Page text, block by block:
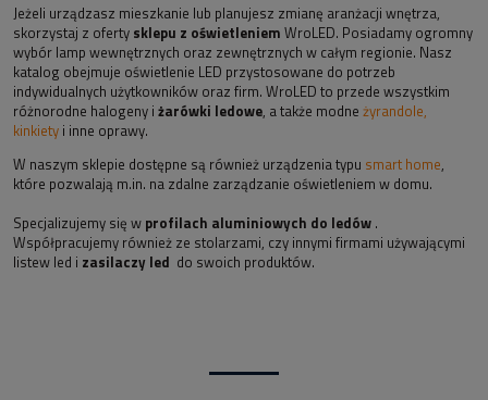
Jeżeli urządzasz mieszkanie lub planujesz zmianę aranżacji wnętrza,
skorzystaj z oferty sklepu z oświetleniem WroLED. Posiadamy ogromny
wybór lamp wewnętrznych oraz zewnętrznych w całym regionie. Nasz
katalog obejmuje oświetlenie LED przystosowane do potrzeb
indywidualnych użytkowników oraz firm. WroLED to przede wszystkim
różnorodne halogeny i żarówki ledowe, a także modne żyrandole,
kinkiety i inne oprawy.
W naszym sklepie dostępne są również urządzenia typu smart home,
które pozwalają m.in. na zdalne zarządzanie oświetleniem w domu.
Specjalizujemy się w profilach aluminiowych do ledów .
Współpracujemy również ze stolarzami, czy innymi firmami używającymi
listew led i zasilaczy led do swoich produktów.